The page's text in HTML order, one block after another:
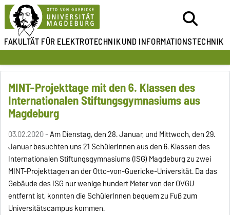
FAKULTÄT FÜR ELEKTROTECHNIKUND INFORMATIONSTECHNIK
MINT-Projekttage mit den 6. Klassen des
Internationalen Stiftungsgymnasiums aus
Magdeburg
03.02.2020 -Am Dienstag, den 28. Januar, und Mittwoch, den 29.
Januar besuchten uns 21 SchülerInnen aus den 6. Klassen des
Internationalen Stiftungsgymnasiums (ISG) Magdeburg zu zwei
MINT-Projekttagen an der Otto-von-Guericke-Universität. Da das
Gebäude des ISG nur wenige hundert Meter von der OVGU
entfernt ist, konnten die SchülerInnen bequem zu Fuß zum
Universitätscampus kommen.